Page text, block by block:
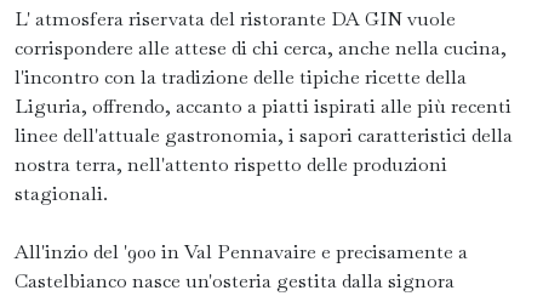
L' atmosfera riservata del ristorante DA GIN vuole
corrispondere alle attese di chi cerca, anche nella cucina,
l'incontro con la tradizione delle tipiche ricette della
Liguria, offrendo, accanto a piatti ispirati alle più recenti
linee dell'attuale gastronomia, i sapori caratteristici della
nostra terra, nell'attento rispetto delle produzioni
stagionali.
All'inzio del '900 in Val Pennavaire e precisamente a
Castelbianco nasce un'osteria gestita dalla signora